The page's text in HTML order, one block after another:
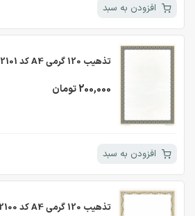
افزودن به سبد
تذهیب 120 گرمی A4 کد 2101
200,000 تومان
افزودن به سبد
تذهیب 120 گرمی A4 کد 2100